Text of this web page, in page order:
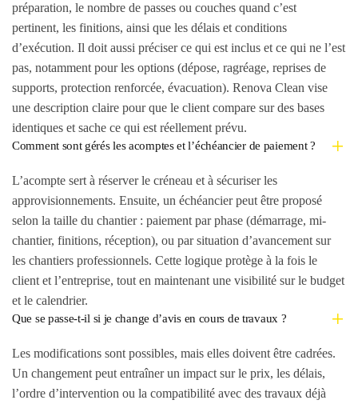
préparation, le nombre de passes ou couches quand c’est
pertinent, les finitions, ainsi que les délais et conditions
d’exécution. Il doit aussi préciser ce qui est inclus et ce qui ne l’est
pas, notamment pour les options (dépose, ragréage, reprises de
supports, protection renforcée, évacuation). Renova Clean vise
une description claire pour que le client compare sur des bases
identiques et sache ce qui est réellement prévu.
Comment sont gérés les acomptes et l’échéancier de paiement ?
L’acompte sert à réserver le créneau et à sécuriser les
approvisionnements. Ensuite, un échéancier peut être proposé
selon la taille du chantier : paiement par phase (démarrage, mi-
chantier, finitions, réception), ou par situation d’avancement sur
les chantiers professionnels. Cette logique protège à la fois le
client et l’entreprise, tout en maintenant une visibilité sur le budget
et le calendrier.
Que se passe-t-il si je change d’avis en cours de travaux ?
Les modifications sont possibles, mais elles doivent être cadrées.
Un changement peut entraîner un impact sur le prix, les délais,
l’ordre d’intervention ou la compatibilité avec des travaux déjà